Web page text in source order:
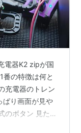
電器K2 zipが国
番の特徴は何と
充電器のトレン
ぱり画面が見や
のボタン 見た目